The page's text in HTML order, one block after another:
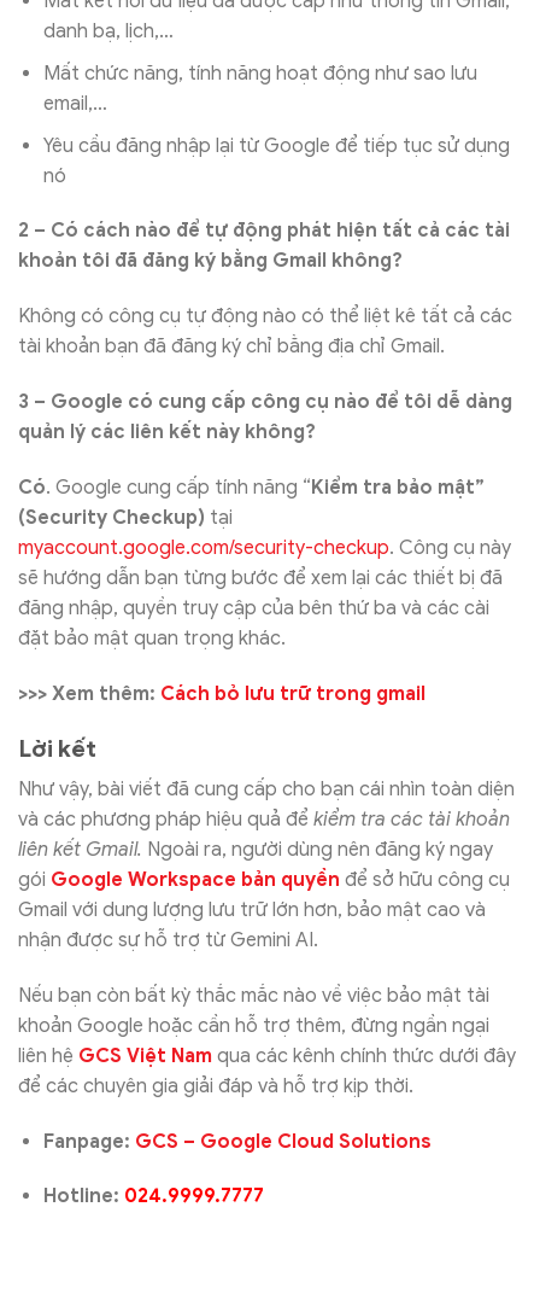
danh bạ, lịch,…
Mất chức năng, tính năng hoạt động như sao lưu
email,…
Yêu cầu đăng nhập lại từ Google để tiếp tục sử dụng
nó
2 – Có cách nào để tự động phát hiện tất cả các tài
khoản tôi đã đăng ký bằng Gmail không?
Không có công cụ tự động nào có thể liệt kê tất cả các
tài khoản bạn đã đăng ký chỉ bằng địa chỉ Gmail.
3 – Google có cung cấp công cụ nào để tôi dễ dàng
quản lý các liên kết này không?
Có. Google cung cấp tính năng “Kiểm tra bảo mật”
(Security Checkup) tại
myaccount.google.com/security-checkup. Công cụ này
sẽ hướng dẫn bạn từng bước để xem lại các thiết bị đã
đăng nhập, quyền truy cập của bên thứ ba và các cài
đặt bảo mật quan trọng khác.
>>> Xem thêm: Cách bỏ lưu trữ trong gmail
Lời kết
Như vậy, bài viết đã cung cấp cho bạn cái nhìn toàn diện
và các phương pháp hiệu quả để kiểm tra các tài khoản
liên kết Gmail. Ngoài ra, người dùng nên đăng ký ngay
gói Google Workspace bản quyền để sở hữu công cụ
Gmail với dung lượng lưu trữ lớn hơn, bảo mật cao và
nhận được sự hỗ trợ từ Gemini AI.
Nếu bạn còn bất kỳ thắc mắc nào về việc bảo mật tài
khoản Google hoặc cần hỗ trợ thêm, đừng ngần ngại
liên hệ GCS Việt Nam qua các kênh chính thức dưới đây
để các chuyên gia giải đáp và hỗ trợ kịp thời.
Fanpage: GCS – Google Cloud Solutions
Hotline: 024.9999.7777